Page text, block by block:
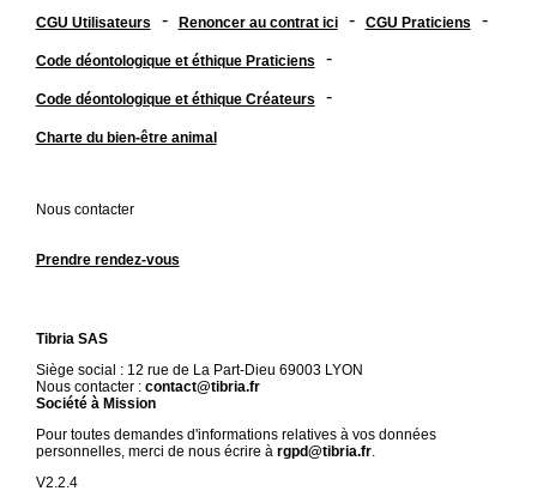
CGU Utilisateurs - Renoncer au contrat ici - CGU Praticiens -
Code déontologique et éthique Praticiens -
Code déontologique et éthique Créateurs -
Charte du bien-être animal
Nous contacter
Prendre rendez-vous
Tibria SAS
Siège social : 12 rue de La Part-Dieu 69003 LYON
Nous contacter : contact@tibria.fr
Société à Mission
Pour toutes demandes d'informations relatives à vos données
personnelles, merci de nous écrire à rgpd@tibria.fr.
V2.2.4